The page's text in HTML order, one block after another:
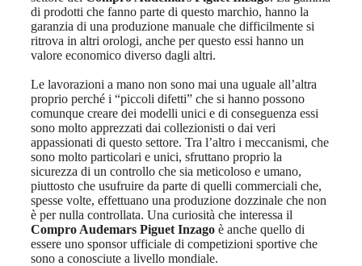
di prodotti che fanno parte di questo marchio, hanno la
garanzia di una produzione manuale che difficilmente si
ritrova in altri orologi, anche per questo essi hanno un
valore economico diverso dagli altri.
Le lavorazioni a mano non sono mai una uguale all’altra
proprio perché i “piccoli difetti” che si hanno possono
comunque creare dei modelli unici e di conseguenza essi
sono molto apprezzati dai collezionisti o dai veri
appassionati di questo settore. Tra l’altro i meccanismi, che
sono molto particolari e unici, sfruttano proprio la
sicurezza di un controllo che sia meticoloso e umano,
piuttosto che usufruire da parte di quelli commerciali che,
spesse volte, effettuano una produzione dozzinale che non
è per nulla controllata. Una curiosità che interessa il
Compro Audemars Piguet Inzago è anche quello di
essere uno sponsor ufficiale di competizioni sportive che
sono a conosciute a livello mondiale.